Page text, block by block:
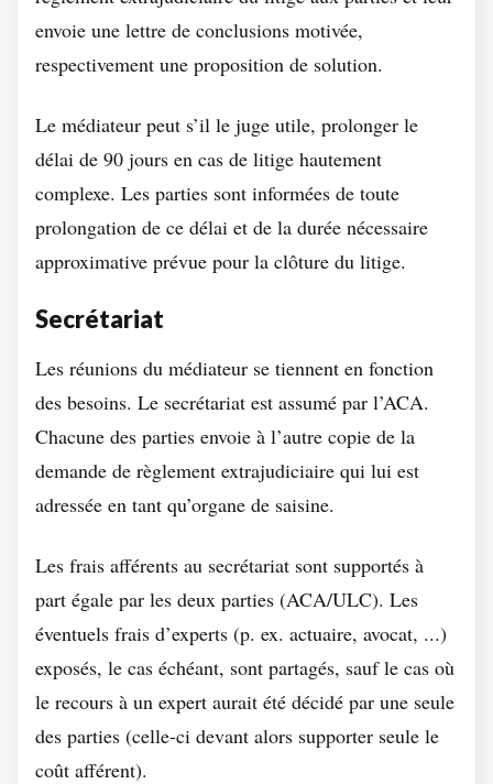
envoie une lettre de conclusions motivée,
respectivement une proposition de solution.
Le médiateur peut s’il le juge utile, prolonger le
délai de 90 jours en cas de litige hautement
complexe. Les parties sont informées de toute
prolongation de ce délai et de la durée nécessaire
approximative prévue pour la clôture du litige.
Secrétariat
Les réunions du médiateur se tiennent en fonction
des besoins. Le secrétariat est assumé par l’ACA.
Chacune des parties envoie à l’autre copie de la
demande de règlement extrajudiciaire qui lui est
adressée en tant qu’organe de saisine.
Les frais afférents au secrétariat sont supportés à
part égale par les deux parties (ACA/ULC). Les
éventuels frais d’experts (p. ex. actuaire, avocat, ...)
exposés, le cas échéant, sont partagés, sauf le cas où
le recours à un expert aurait été décidé par une seule
des parties (celle-ci devant alors supporter seule le
coût afférent).